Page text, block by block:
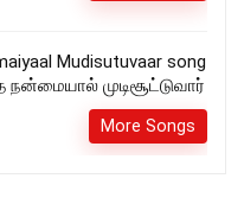
Mudisutuvaar song
முடிசூட்டுவார்
More Songs